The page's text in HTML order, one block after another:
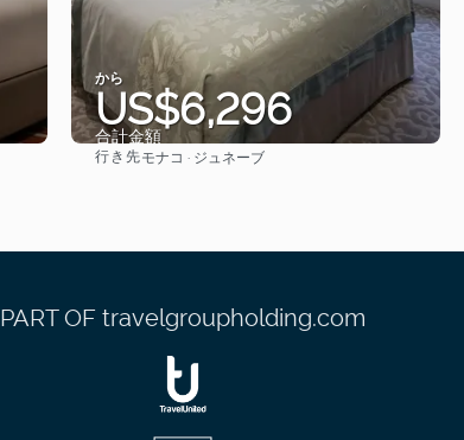
から
US$6,296
合計金額
見る
行き先モナコ · ジュネーブ
PART OF travelgroupholding.com